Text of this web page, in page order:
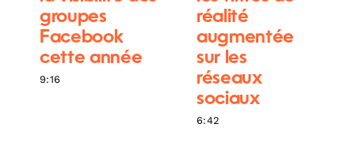
groupes
Facebook
cette année
9:16
réalité
augmentée
sur les
réseaux
sociaux
6:42